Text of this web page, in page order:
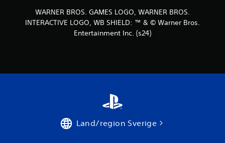
WARNER BROS. GAMES LOGO, WARNER BROS.
INTERACTIVE LOGO, WB SHIELD: ™ & © Warner Bros.
Entertainment Inc. (s24)
Land/region Sverige